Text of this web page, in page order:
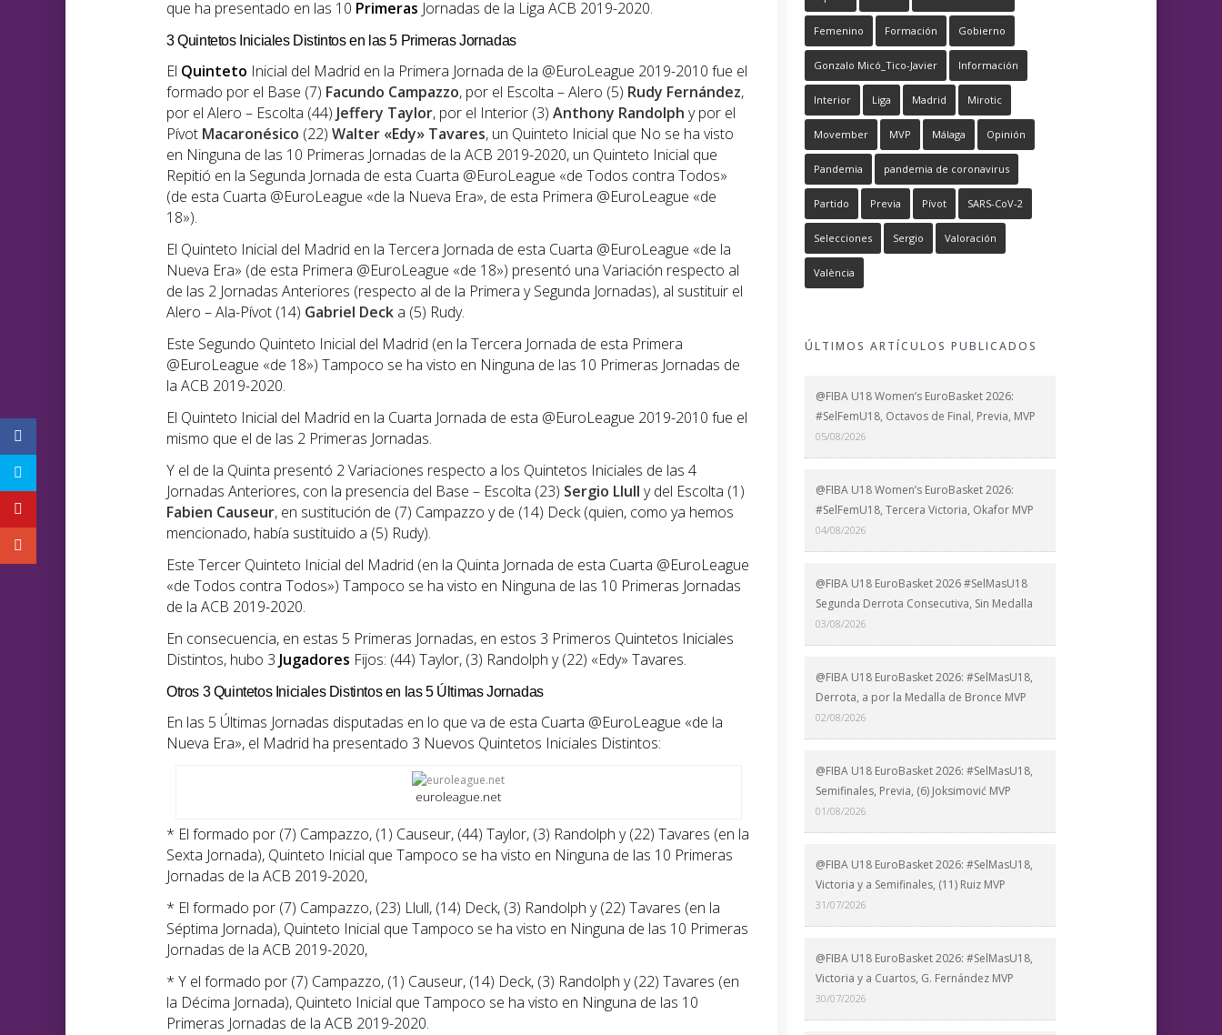
que ha presentado en las 10 Primeras Jornadas de la Liga ACB 2019-2020.
3 Quintetos Iniciales Distintos en las 5 Primeras Jornadas
El Quinteto Inicial del Madrid en la Primera Jornada de la @EuroLeague 2019-2010 fue el
formado por el Base (7) Facundo Campazzo, por el Escolta – Alero (5) Rudy Fernández,
por el Alero – Escolta (44) Jeffery Taylor, por el Interior (3) Anthony Randolph y por el
Pívot Macaronésico (22) Walter «Edy» Tavares, un Quinteto Inicial que No se ha visto
en Ninguna de las 10 Primeras Jornadas de la ACB 2019-2020, un Quinteto Inicial que
Repitió en la Segunda Jornada de esta Cuarta @EuroLeague «de Todos contra Todos»
(de esta Cuarta @EuroLeague «de la Nueva Era», de esta Primera @EuroLeague «de
18»).
El Quinteto Inicial del Madrid en la Tercera Jornada de esta Cuarta @EuroLeague «de la
Nueva Era» (de esta Primera @EuroLeague «de 18») presentó una Variación respecto al
de las 2 Jornadas Anteriores (respecto al de la Primera y Segunda Jornadas), al sustituir el
Alero – Ala-Pívot (14) Gabriel Deck a (5) Rudy.
Este Segundo Quinteto Inicial del Madrid (en la Tercera Jornada de esta Primera
@EuroLeague «de 18») Tampoco se ha visto en Ninguna de las 10 Primeras Jornadas de
la ACB 2019-2020.
El Quinteto Inicial del Madrid en la Cuarta Jornada de esta @EuroLeague 2019-2010 fue el
mismo que el de las 2 Primeras Jornadas.
Y el de la Quinta presentó 2 Variaciones respecto a los Quintetos Iniciales de las 4
Jornadas Anteriores, con la presencia del Base – Escolta (23) Sergio Llull y del Escolta (1)
Fabien Causeur, en sustitución de (7) Campazzo y de (14) Deck (quien, como ya hemos
mencionado, había sustituido a (5) Rudy).
Este Tercer Quinteto Inicial del Madrid (en la Quinta Jornada de esta Cuarta @EuroLeague
«de Todos contra Todos») Tampoco se ha visto en Ninguna de las 10 Primeras Jornadas
de la ACB 2019-2020.
En consecuencia, en estas 5 Primeras Jornadas, en estos 3 Primeros Quintetos Iniciales
Distintos, hubo 3 Jugadores Fijos: (44) Taylor, (3) Randolph y (22) «Edy» Tavares.
Otros 3 Quintetos Iniciales Distintos en las 5 Últimas Jornadas
En las 5 Últimas Jornadas disputadas en lo que va de esta Cuarta @EuroLeague «de la
Nueva Era», el Madrid ha presentado 3 Nuevos Quintetos Iniciales Distintos:
euroleague.net
* El formado por (7) Campazzo, (1) Causeur, (44) Taylor, (3) Randolph y (22) Tavares (en la
Sexta Jornada), Quinteto Inicial que Tampoco se ha visto en Ninguna de las 10 Primeras
Jornadas de la ACB 2019-2020,
* El formado por (7) Campazzo, (23) Llull, (14) Deck, (3) Randolph y (22) Tavares (en la
Séptima Jornada), Quinteto Inicial que Tampoco se ha visto en Ninguna de las 10 Primeras
Jornadas de la ACB 2019-2020,
* Y el formado por (7) Campazzo, (1) Causeur, (14) Deck, (3) Randolph y (22) Tavares (en
la Décima Jornada), Quinteto Inicial que Tampoco se ha visto en Ninguna de las 10
Primeras Jornadas de la ACB 2019-2020.
Femenino Formación Gobierno
Gonzalo Micó_Tico-Javier Información
Interior Liga Madrid Mirotic
Movember MVP Málaga Opinión
Pandemia pandemia de coronavirus
Partido Previa Pívot SARS-CoV-2
Selecciones Sergio Valoración
València
ÚLTIMOS ARTÍCULOS PUBLICADOS
@FIBA U18 Women’s EuroBasket 2026:
#SelFemU18, Octavos de Final, Previa, MVP
05/08/2026
@FIBA U18 Women’s EuroBasket 2026:
#SelFemU18, Tercera Victoria, Okafor MVP
04/08/2026
@FIBA U18 EuroBasket 2026 #SelMasU18
Segunda Derrota Consecutiva, Sin Medalla
03/08/2026
@FIBA U18 EuroBasket 2026: #SelMasU18,
Derrota, a por la Medalla de Bronce MVP
02/08/2026
@FIBA U18 EuroBasket 2026: #SelMasU18,
Semifinales, Previa, (6) Joksimović MVP
01/08/2026
@FIBA U18 EuroBasket 2026: #SelMasU18,
Victoria y a Semifinales, (11) Ruiz MVP
31/07/2026
@FIBA U18 EuroBasket 2026: #SelMasU18,
Victoria y a Cuartos, G. Fernández MVP
30/07/2026